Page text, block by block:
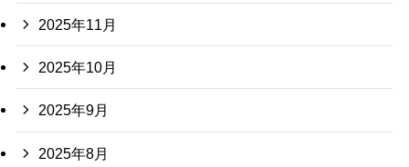
2025年11月
2025年10月
2025年9月
2025年8月